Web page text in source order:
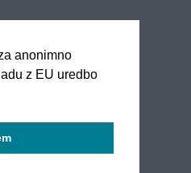
anonimno
z EU uredbo
Novo mesto
Slovenj Gradec